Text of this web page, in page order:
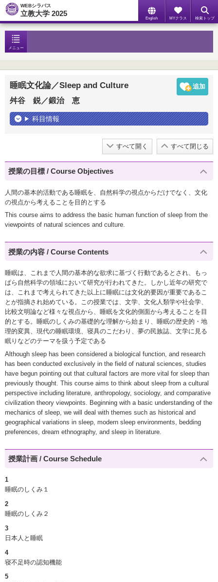
WEBシラバス
立教大学 2025
English MYクラス 検索トップ
メニュー
睡眠文化論／Sleep and Culture
舛谷 鋭／鍛治 恵
科目情報
すべて開く すべて閉じる
授業の目標 / Course Objectives
人間の基本的活動である睡眠を、自然科学の視点からだけでなく、文化
の視点から考えることを目的とする
This course aims to address the basic human function of sleep from the
viewpoints of natural sciences and culture.
授業の内容 / Course Contents
睡眠は、これまで人間の基本的な欲求に基づく行動であるとされ、もっ
ぱら自然科学の領域において研究が行われてきた。しかし近年の研究で
は、これまで考えられてきた以上に睡眠には文化的要因が重要であるこ
とが指摘され始めている。この授業では、文学、文化人類学や社会学、
比較文明論など様々な視点から、睡眠を文化的側面から考えることを目
的とする。睡眠のしくみの基礎的な理解から始まり、睡眠の歴史的・地
理的変異、現代の睡眠環境、寝具のこだわり、夢の民族誌、文学に見る
眠りなどのテーマを扱う予定である
Although sleep has been considered a biological function, and research
has been conducted exclusively in the field of natural sciences, studies
have begun pointing out that cultural factors are more vital for sleep than
previously thought. This course aims to think about sleep from a cultural
perspective including literature, anthropology, sociology, and comparative
civilization theory viewpoints. Beginning with a basic understanding of the
mechanics of sleep, we will deal with themes such as historical and
geographical variations in sleep, modern sleep environments, bedding
preferences, dream ethnography, and sleep in literature.
授業計画 / Course Schedule
1
睡眠のしくみ１
2
睡眠のしくみ２
3
日本人と睡眠
4
寝不足時の認知機能
5